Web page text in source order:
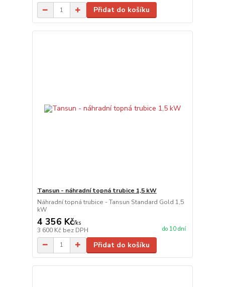
Přidat do košíku
Tansun - náhradní topná trubice 1,5 kW
Náhradní topná trubice - Tansun Standard Gold 1,5
kW
4 356 Kč/ks
3 600 Kč bez DPH do 10 dní
Přidat do košíku